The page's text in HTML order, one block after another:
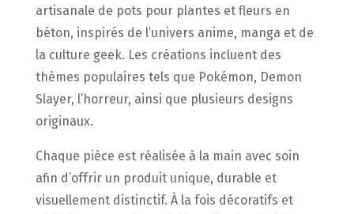
artisanale de pots pour plantes et fleurs en
béton, inspirés de l’univers anime, manga et de
la culture geek. Les créations incluent des
thèmes populaires tels que Pokémon, Demon
Slayer, l’horreur, ainsi que plusieurs designs
originaux.
Chaque pièce est réalisée à la main avec soin
afin d’offrir un produit unique, durable et
visuellement distinctif. À la fois décoratifs et